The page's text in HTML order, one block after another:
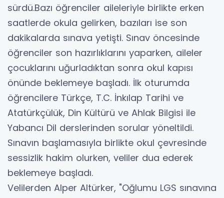
sürdü.Bazı öğrenciler aileleriyle birlikte erken
saatlerde okula gelirken, bazıları ise son
dakikalarda sınava yetişti. Sınav öncesinde
öğrenciler son hazırlıklarını yaparken, aileler
çocuklarını uğurladıktan sonra okul kapısı
önünde beklemeye başladı. İlk oturumda
öğrencilere Türkçe, T.C. İnkılap Tarihi ve
Atatürkçülük, Din Kültürü ve Ahlak Bilgisi ile
Yabancı Dil derslerinden sorular yöneltildi.
Sınavın başlamasıyla birlikte okul çevresinde
sessizlik hakim olurken, veliler dua ederek
beklemeye başladı.
Velilerden Alper Altürker, "Oğlumu LGS sınavına